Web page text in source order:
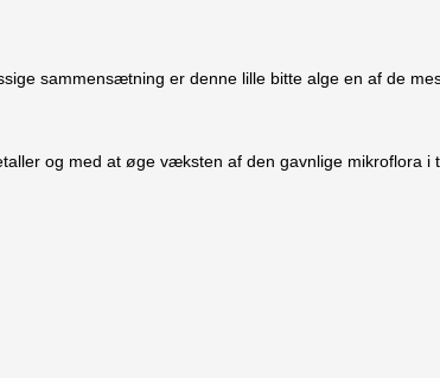
sammensætning er denne lille bitte alge en af de
og med at øge væksten af den gavnlige mikroflora i